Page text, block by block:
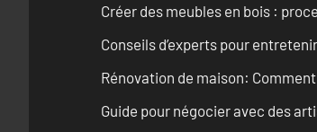
Créer des meubles en bois :
Conseils d’experts pour
Rénovation de maison:
Guide pour négocier avec des